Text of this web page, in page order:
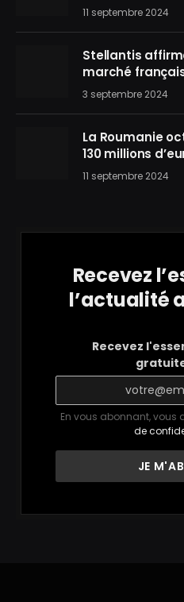
11 septembre 2024
Stellantis
marché
3 septembre 2024
La Roumanie
130 millions
11 septembre 2024
Recevez
l’actualité
Recevez
En vous abonnant, vous
de